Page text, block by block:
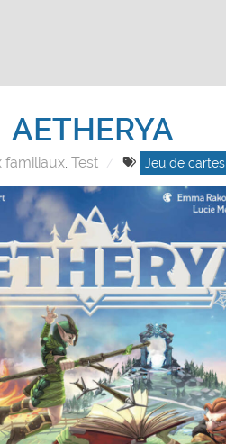
AETHERYA
familiaux, Test Jeu de cartes